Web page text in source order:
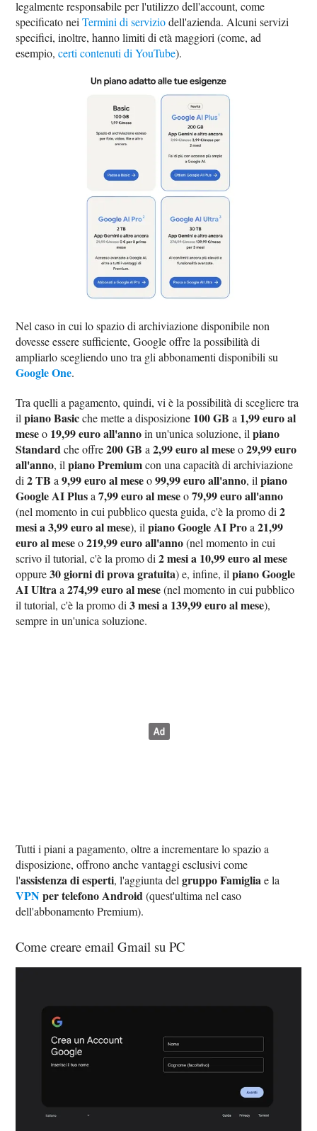
legalmente responsabile per l'utilizzo dell'account, come
specificato neiTermini di serviziodell'azienda. Alcuni servizi
specifici, inoltre, hanno limiti di età maggiori (come, ad
esempio,certi contenuti di YouTube).
Nel caso in cui lo spazio di archiviazione disponibile non
dovesse essere sufficiente, Google offre la possibilità di
ampliarlo scegliendo uno tra gli abbonamenti disponibili su
Google One.
Tra quelli a pagamento, quindi, vi è la possibilità di scegliere tra
ilpiano Basicche mette a disposizione 100 GB a 1,99 euro al
meseo 19,99 euro all'annoin un'unica soluzione, ilpiano
Standardche offre200 GB a2,99 euro al meseo29,99 euro
all'anno, ilpiano Premiumcon una capacità di archiviazione
di2 TB a9,99 euro al meseo99,99 euro all'anno, ilpiano
Google AI Plusa7,99 euro al meseo79,99 euro all'anno
(nel momento in cui pubblico questa guida, c'è la promo di2
mesi a 3,99 euro al mese), ilpiano Google AI Proa21,99
euro al meseo219,99 euro all'anno(nel momento in cui
scrivo il tutorial, c'è la promo di2 mesi a 10,99 euro al mese
oppure30 giorni di prova gratuita) e, infine, ilpiano Google
AI Ultraa274,99 euro al mese(nel momento in cui pubblico
il tutorial, c'è la promo di3 mesi a 139,99 euro al mese),
sempre in un'unica soluzione.
Tutti i piani a pagamento, oltre a incrementare lo spazio a
disposizione, offrono anche vantaggi esclusivi come
l'assistenza di esperti, l'aggiunta delgruppo Famigliae la
VPNper telefono Android(quest'ultima nel caso
dell'abbonamento Premium).
Come creare email Gmail su PC